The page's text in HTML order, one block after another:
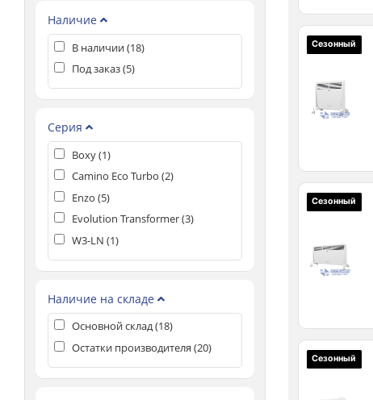
Сезонный
Сезонный
Сезонный
Наличие
В наличии (18)
Под заказ (5)
Серия
Boxy (1)
Camino Eco Turbo (2)
Enzo (5)
Evolution Transformer (3)
W3-LN (1)
Наличие на складе
Основной склад (18)
Остатки производителя (20)